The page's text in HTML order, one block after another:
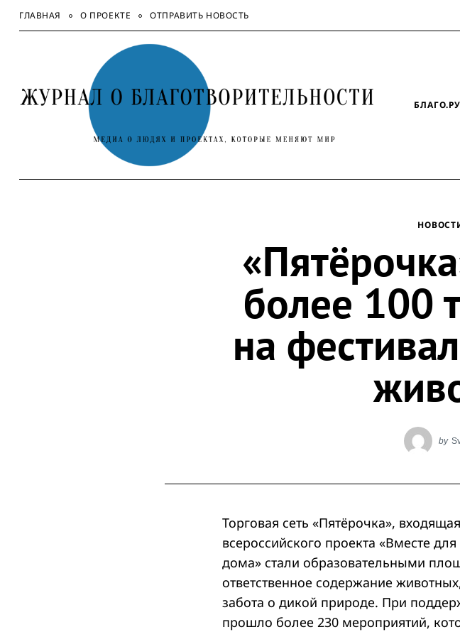
SkipГЛАВНАЯ О ПРОЕКТЕ ОТПРАВИТЬ НОВОСТЬ
БЛАГО.РУ
более 100
на
by
Торговая сеть «Пятёрочка»,
всероссийского проекта «Вместе
дома» стали образовательными
ответственное содержание
забота о дикой природе. При
прошло более 230 мероприятий,